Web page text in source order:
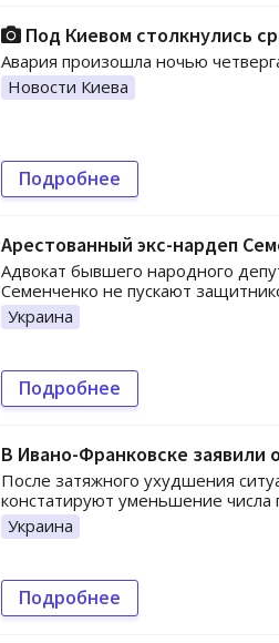
Под Киевом столкнулись
Авария произошла ночью
Новости Киева
Подробнее
Арестованный экс-нардеп
Адвокат бывшего народного
Семенченко не пускают
Украина
Подробнее
В Ивано-Франковске заявили
После затяжного ухудшения
констатируют уменьшение числа
Украина
Подробнее